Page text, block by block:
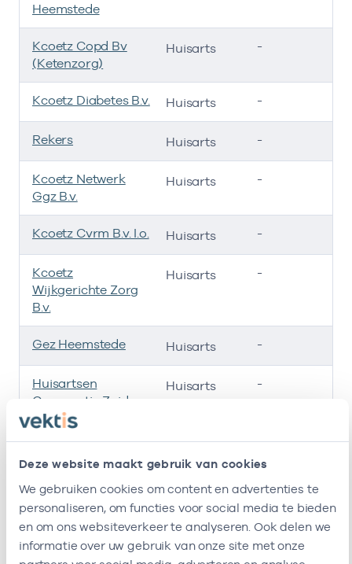
Deze website maakt gebruik van cookies
We gebruiken cookies om content en advertenties te
personaliseren, om functies voor social media te bieden
en om ons websiteverkeer te analyseren. Ook delen we
informatie over uw gebruik van onze site met onze
Ik ben werkzaam bij de volgende vestigingen
Heemstede
Kcoetz Copd Bv
(Ketenzorg)
Huisarts -
Kcoetz Diabetes B.v. Huisarts -
Rekers Huisarts -
Kcoetz Netwerk
Ggz B.v.
Huisarts -
Kcoetz Cvrm B.v. I.o. Huisarts -
Kcoetz
Wijkgerichte Zorg
B.v.
Huisarts -
Gez Heemstede Huisarts -
Huisartsen
Cooperatie Zuid
Kennemerland
Huisarts -
Ik heb een arbeidsrelatie met
Naam Rol